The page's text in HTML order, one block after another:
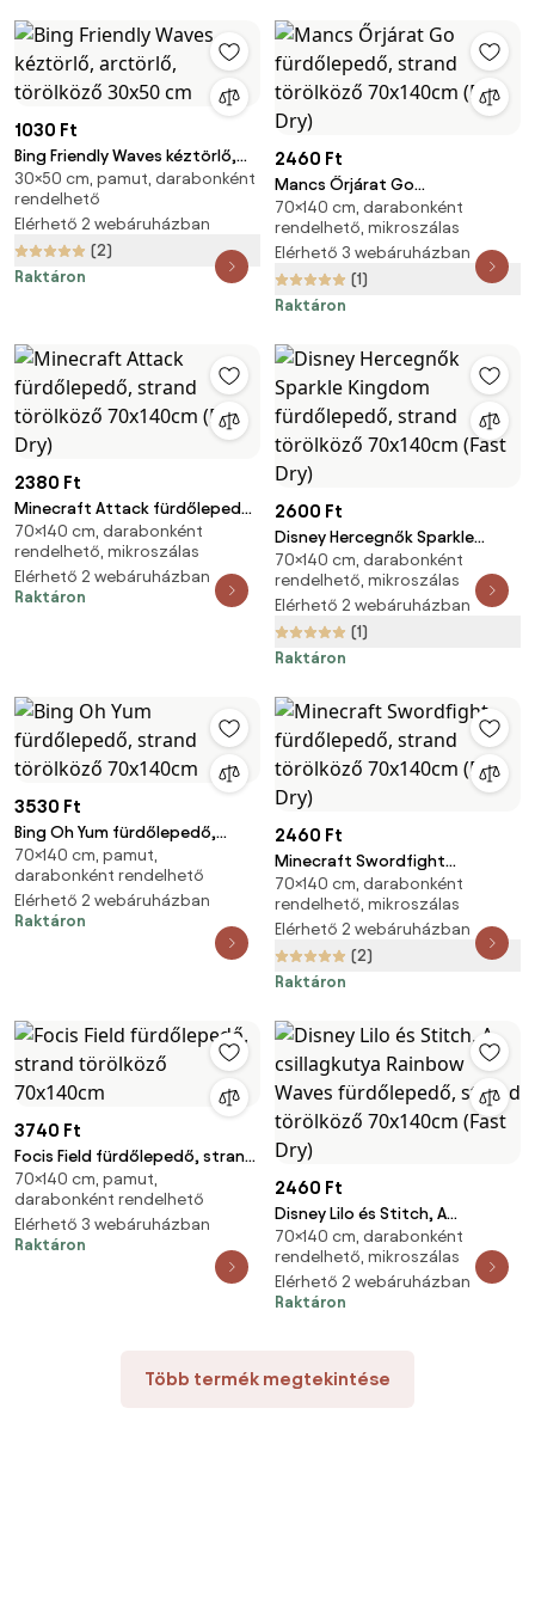
1030 Ft
Bing Friendly Waves kéztörlő,
arctörlő, törölköző 30x50 cm
30×50 cm, pamut, darabonként
rendelhető
Elérhető 2 webáruházban
(2)
Raktáron
2460 Ft
Mancs Őrjárat Go
fürdőlepedő, strand törölköző
70x140cm (Fast Dry)
70×140 cm, darabonként
rendelhető, mikroszálas
Elérhető 3 webáruházban
(1)
Raktáron
2380 Ft
Minecraft Attack fürdőlepedő,
strand törölköző 70x140cm
(Fast Dry)
70×140 cm, darabonként
rendelhető, mikroszálas
Elérhető 2 webáruházban
Raktáron
2600 Ft
Disney Hercegnők Sparkle
Kingdom fürdőlepedő, strand
törölköző 70x140cm (Fast Dry)
70×140 cm, darabonként
rendelhető, mikroszálas
Elérhető 2 webáruházban
(1)
Raktáron
3530 Ft
Bing Oh Yum fürdőlepedő,
strand törölköző 70x140cm
70×140 cm, pamut,
darabonként rendelhető
Elérhető 2 webáruházban
Raktáron
2460 Ft
Minecraft Swordfight
fürdőlepedő, strand törölköző
70x140cm (Fast Dry)
70×140 cm, darabonként
rendelhető, mikroszálas
Elérhető 2 webáruházban
(2)
Raktáron
3740 Ft
Focis Field fürdőlepedő, strand
törölköző 70x140cm
70×140 cm, pamut,
darabonként rendelhető
Elérhető 3 webáruházban
Raktáron
2460 Ft
Disney Lilo és Stitch, A
csillagkutya Rainbow Waves
fürdőlepedő, strand törölköző
70x140cm (Fast Dry)
70×140 cm, darabonként
rendelhető, mikroszálas
Elérhető 2 webáruházban
Raktáron
Több termék megtekintése